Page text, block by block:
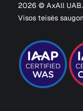
2026 © AxAll UAB.
Visos teisės